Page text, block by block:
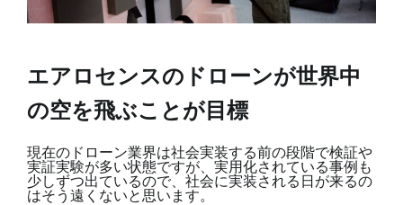
エアロセンスのドローンが世界中
の空を飛ぶことが目標
現在のドローン業界は社会実装する前の段階で検証や
実証実験が多い状態ですが、実用化されている事例も
少しずつ出ているので、社会に実装される日が来るの
はそう遠くないと思います。